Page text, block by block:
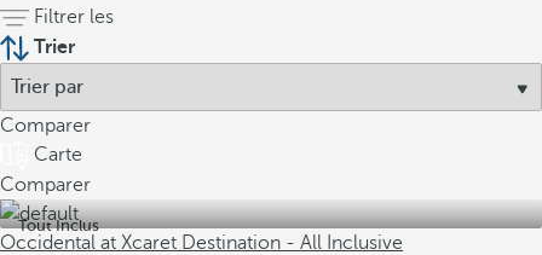
Filtrer les
Trier
Comparer
Carte
Comparer
Tout Inclus
Occidental at Xcaret Destination - All Inclusive